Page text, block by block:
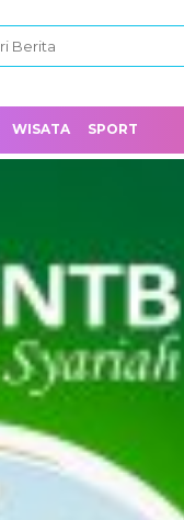
WISATA SPORT